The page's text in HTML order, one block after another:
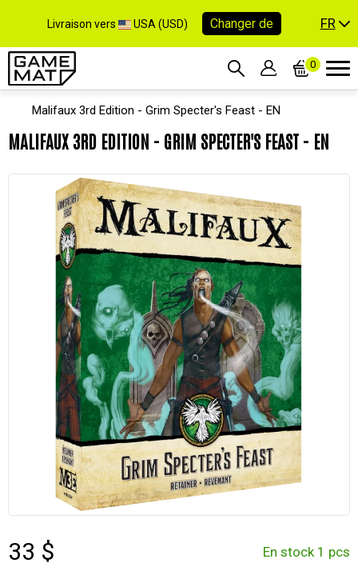
Livraison vers USA (USD) Changer de FR
0
Malifaux 3rd Edition - Grim Specter's Feast - EN
MALIFAUX 3RD EDITION - GRIM SPECTER'S FEAST - EN
33 $ En stock 1 pcs